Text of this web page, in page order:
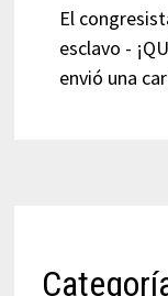
El
esclavo -
envió una